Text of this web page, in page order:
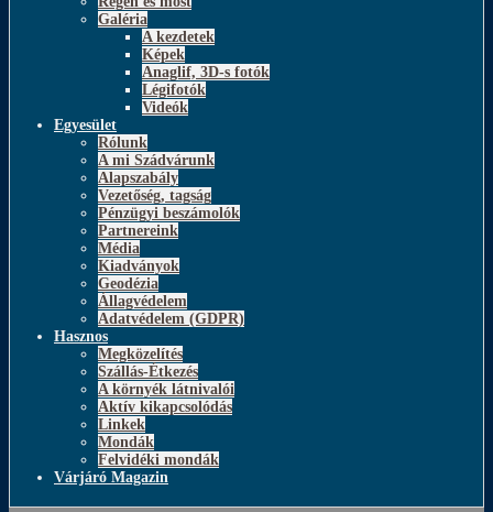
Galéria
A kezdetek
Képek
Anaglif, 3D-s fotók
Légifotók
Videók
Egyesület
Rólunk
A mi Szádvárunk
Alapszabály
Vezetőség, tagság
Pénzügyi beszámolók
Partnereink
Média
Kiadványok
Geodézia
Állagvédelem
Adatvédelem (GDPR)
Hasznos
Megközelítés
Szállás-Étkezés
A környék látnivalói
Aktív kikapcsolódás
Linkek
Mondák
Felvidéki mondák
Várjáró Magazin